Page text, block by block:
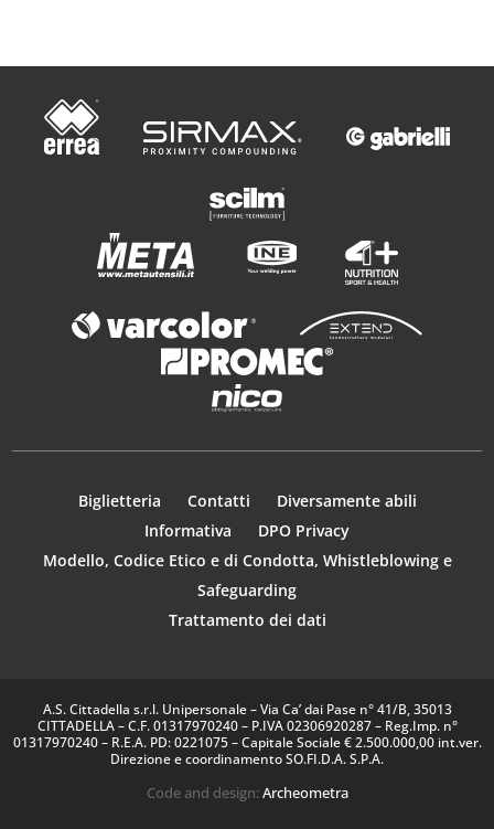
Biglietteria Contatti
Diversamente abili
Informativa
DPO Privacy
Modello, Codice Etico e di Condotta, Whistleblowing e
Safeguarding
Trattamento dei dati
A.S. Cittadella s.r.l. Unipersonale – Via Ca’ dai Pase n° 41/B, 35013
CITTADELLA – C.F. 01317970240 – P.IVA 02306920287 – Reg.Imp. n°
01317970240 – R.E.A. PD: 0221075 – Capitale Sociale € 2.500.000,00 int.ver.
Direzione e coordinamento SO.FI.D.A. S.P.A.
Code and design:Archeometra